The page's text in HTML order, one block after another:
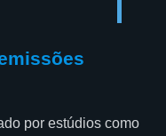
por estúdios como